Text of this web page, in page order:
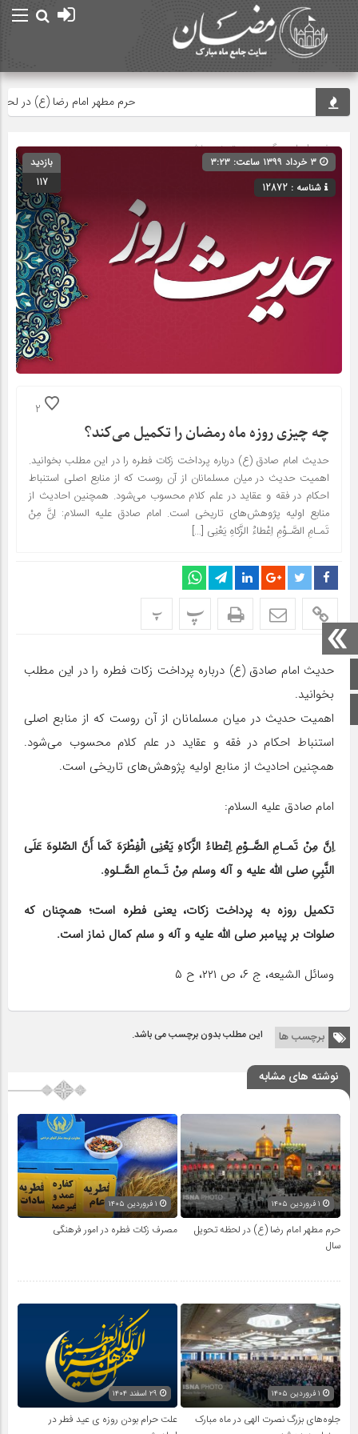
صفحه اصلی
حرم مطهر امام رضا (ع) در لحظه
صفحه اصلی» گروه » دسته‌بندی نشده
شناسه : 12872
بازدید
117
2
چه چیز‌ی روزه ماه رمضان را تکمیل می‌کند؟
حدیث امام صادق (ع) درباره پرداخت زکات فطره را در این مطلب بخوانید.
اهمیت حدیث در میان مسلمانان از آن روست که از منابع اصلی استنباط
احکام در فقه و عقاید در علم کلام محسوب می‌شود. همچنین احادیث از
منابع اولیه پژوهش‌های تاریخی است. امام صادق علیه السلام: اِنَّ مِنْ
تَمـامِ الصَّـوْمِ اِعْطاءُ الزَّکاهِ یَعْنِى […]
پ پ
حدیث امام صادق (ع) درباره پرداخت زکات فطره را در این مطلب
بخوانید.
اهمیت حدیث در میان مسلمانان از آن روست که از منابع اصلی
استنباط احکام در فقه و عقاید در علم کلام محسوب می‌شود.
همچنین احادیث از منابع اولیه پژوهش‌های تاریخی است.
امام صادق علیه السلام:
اِنَّ مِنْ تَمـامِ الصَّـوْمِ اِعْطاءُ الزَّکاهِ یَعْنِى الْفِطْرَهَ کَما أَنَّ الصّلوهَ عَلَى
النَّبِىِ صلی الله علیه و آله وسلم مِنْ تَـمامِ الصَّـلوهِ.
تکمیل روزه به پرداخت زکات، یعنى فطره است؛ همچنان که
صلوات بر پیامبر صلی الله علیه و آله و سلم کمال نماز است.
وسائل الشیعه، ج ۶، ص ۲۲۱، ح ۵
برچسب ها این مطلب بدون برچسب می باشد.
نوشته های مشابه
حرم مطهر امام رضا (ع) در لحظه تحویل
سال
مصرف زکات فطره در امور فرهنگی
جلوه‌های بزرگ نصرت الهی در ماه مبارک
علت حرام بودن روزه ی عید فطر در